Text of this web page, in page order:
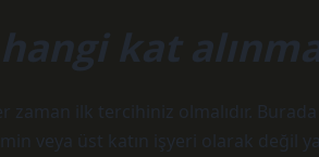
kat
zaman ilk tercihiniz olmalıdır.
veya üst katın işyeri olarak değil